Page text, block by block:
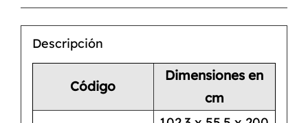
Descripción
Código
Dimensiones en
cm